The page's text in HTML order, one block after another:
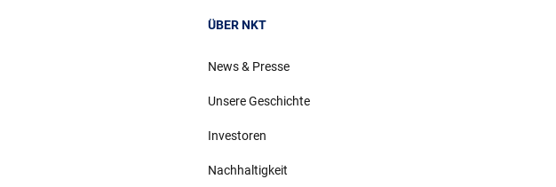
ÜBER NKT
News & Presse
Unsere Geschichte
Investoren
Nachhaltigkeit